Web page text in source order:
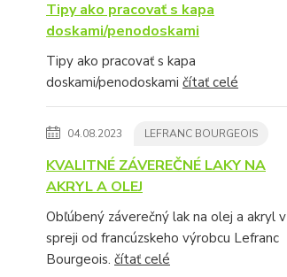
Tipy ako pracovať s kapa
doskami/penodoskami
Tipy ako pracovať s kapa
doskami/penodoskami čítať celé
04.08.2023 LEFRANC BOURGEOIS
KVALITNÉ ZÁVEREČNÉ LAKY NA
AKRYL A OLEJ
Obľúbený záverečný lak na olej a akryl v
spreji od francúzskeho výrobcu Lefranc
Bourgeois. čítať celé